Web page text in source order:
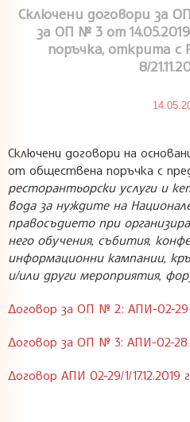
Сключени договори за
за ОП № 3 от
поръчка, открита
8/
Сключени договори на
от обществена поръчка с
ресторантьорски услуги и
вода за нуждите на
правосъдието при
него обучения, събития,
информационни кампании,
и/или други мероприятия,
Договор за ОП № 2: АПИ-02-29
Договор за ОП № 3: АПИ-02-28
Договор АПИ 02-29/1/17.12.2019